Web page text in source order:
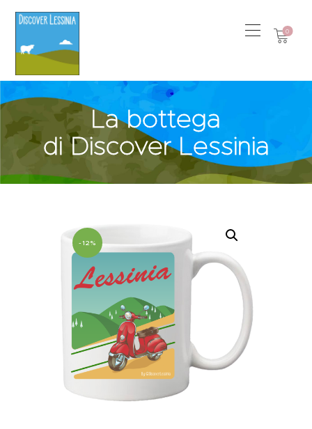
0
La bottega
di Discover Lessinia
-12%